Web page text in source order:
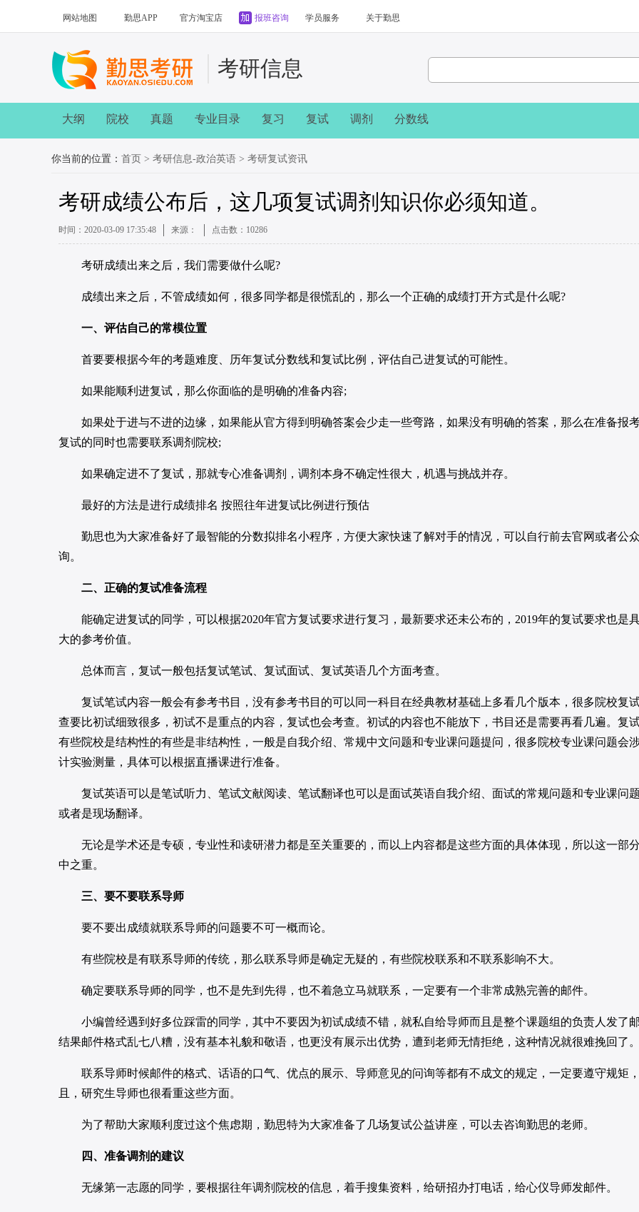
网站地图 勤思APP 官方淘宝店 报班咨询 学员服务 关于勤思
考研信息
大纲 院校 真题 专业目录 复习 复试 调剂 分数线
你当前的位置： 首页 > 考研信息-政治英语 > 考研复试资讯
考研成绩公布后，这几项复试调剂知识你必须知道。
时间：2020-03-09 17:35:48 来源： 点击数： 10286
考研成绩出来之后，我们需要做什么呢?
成绩出来之后，不管成绩如何，很多同学都是很慌乱的，那么一个正确的成绩打开方式是什么呢?
一、评估自己的常模位置
首要要根据今年的考题难度、历年复试分数线和复试比例，评估自己进复试的可能性。
如果能顺利进复试，那么你面临的是明确的准备内容;
如果处于进与不进的边缘，如果能从官方得到明确答案会少走一些弯路，如果没有明确的答案，那么在准备报
复试的同时也需要联系调剂院校;
如果确定进不了复试，那就专心准备调剂，调剂本身不确定性很大，机遇与挑战并存。
最好的方法是进行成绩排名 按照往年进复试比例进行预估
勤思也为大家准备好了最智能的分数拟排名小程序，方便大家快速了解对手的情况，可以自行前去官网或者公
询。
二、正确的复试准备流程
能确定进复试的同学，可以根据2020年官方复试要求进行复习，最新要求还未公布的，2019年的复试要求也是
大的参考价值。
总体而言，复试一般包括复试笔试、复试面试、复试英语几个方面考查。
复试笔试内容一般会有参考书目，没有参考书目的可以同一科目在经典教材基础上多看几个版本，很多院校复
查要比初试细致很多，初试不是重点的内容，复试也会考查。初试的内容也不能放下，书目还是需要再看几遍。复
有些院校是结构性的有些是非结构性，一般是自我介绍、常规中文问题和专业课问题提问，很多院校专业课问题会
计实验测量，具体可以根据直播课进行准备。
复试英语可以是笔试听力、笔试文献阅读、笔试翻译也可以是面试英语自我介绍、面试的常规问题和专业课问
或者是现场翻译。
无论是学术还是专硕，专业性和读研潜力都是至关重要的，而以上内容都是这些方面的具体体现，所以这一部
中之重。
三、要不要联系导师
要不要出成绩就联系导师的问题要不可一概而论。
有些院校是有联系导师的传统，那么联系导师是确定无疑的，有些院校联系和不联系影响不大。
确定要联系导师的同学，也不是先到先得，也不着急立马就联系，一定要有一个非常成熟完善的邮件。
小编曾经遇到好多位踩雷的同学，其中不要因为初试成绩不错，就私自给导师而且是整个课题组的负责人发了邮
结果邮件格式乱七八糟，没有基本礼貌和敬语，也更没有展示出优势，遭到老师无情拒绝，这种情况就很难挽回了。
联系导师时候邮件的格式、话语的口气、优点的展示、导师意见的问询等都有不成文的规定，一定要遵守规矩
且，研究生导师也很看重这些方面。
为了帮助大家顺利度过这个焦虑期，勤思特为大家准备了几场复试公益讲座，可以去咨询勤思的老师。
四、准备调剂的建议
无缘第一志愿的同学，要根据往年调剂院校的信息，着手搜集资料，给研招办打电话，给心仪导师发邮件。